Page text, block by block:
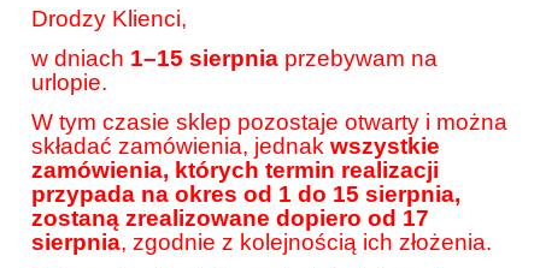
Drodzy Klienci,
w dniach 1–15 sierpnia przebywam na
urlopie.
W tym czasie sklep pozostaje otwarty i można
składać zamówienia, jednak wszystkie
zamówienia, których termin realizacji
przypada na okres od 1 do 15 sierpnia,
zostaną zrealizowane dopiero od 17
sierpnia, zgodnie z kolejnością ich złożenia.